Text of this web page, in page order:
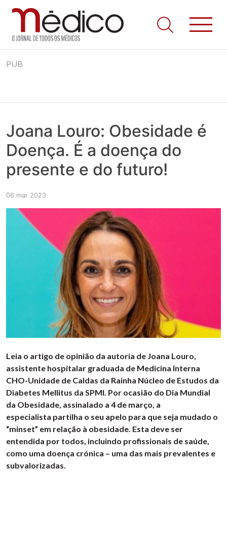
to
Jornal Médico
Médico – O Jornal de Todos os Médicos. Onde as notícias
realmente contam! Tudo o que se passa na Saúde!
PUB
Joana Louro: Obesidade é
Doença. É a doença do
presente e do futuro!
06 mar 2023
Leia o artigo de opinião da autoria de Joana Louro,
assistente hospitalar graduada de Medicina Interna
CHO-Unidade de Caldas da Rainha Núcleo de Estudos da
Diabetes Mellitus da SPMI. Por ocasião do Dia Mundial
da Obesidade, assinalado a 4 de março, a
especialista partilha o seu apelo para que seja mudado o
“minset” em relação à obesidade. Esta deve ser
entendida por todos, incluindo profissionais de saúde,
como uma doença crónica – uma das mais prevalentes e
subvalorizadas.